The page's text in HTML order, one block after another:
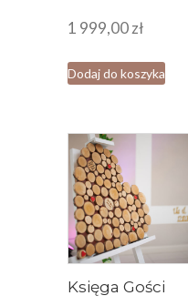
1 999,00zł
Dodaj do koszyka
Księga Gości